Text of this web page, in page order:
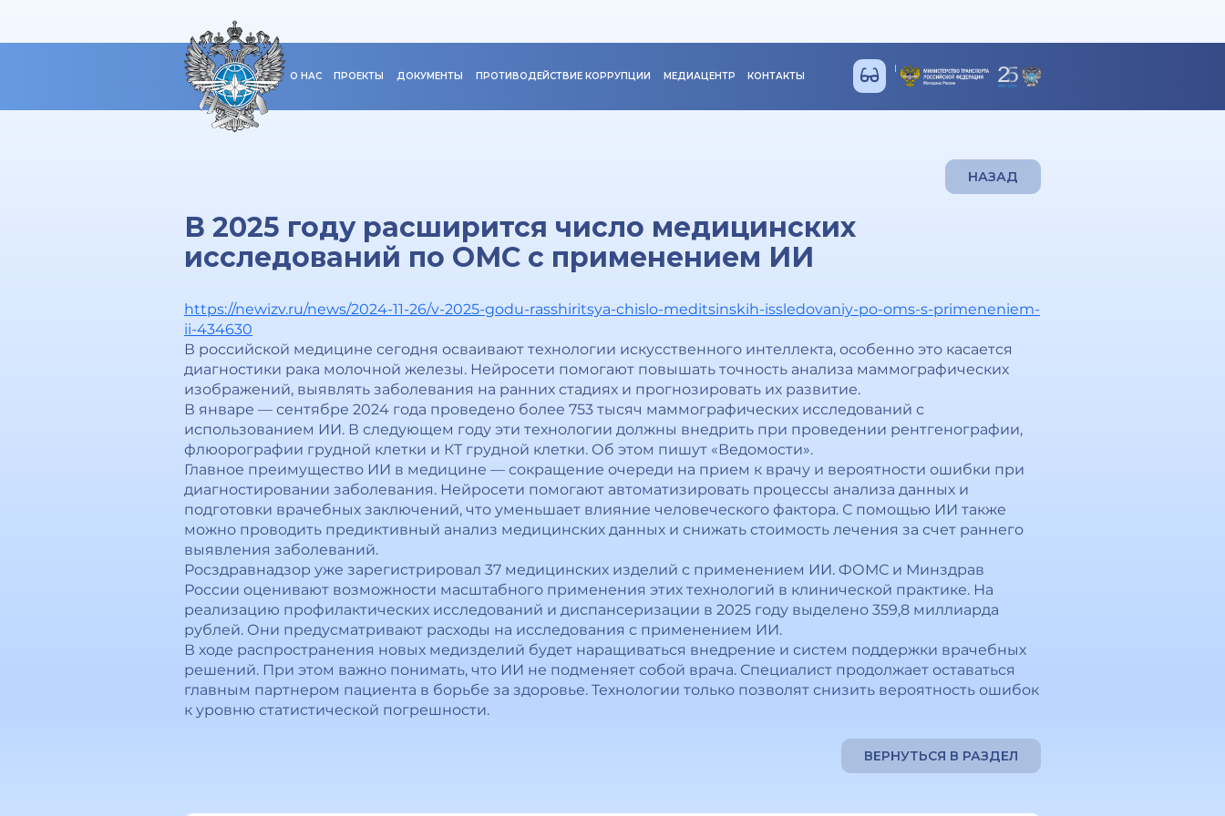
О НАС ПРОЕКТЫ ДОКУМЕНТЫ ПРОТИВОДЕЙСТВИЕ КОРРУПЦИИ МЕДИАЦЕНТР КОНТАКТЫ
НАЗАД
В 2025 году расширится число медицинских
исследований по ОМС с применением ИИ
https://newizv.ru/news/2024-11-26/v-2025-godu-rasshiritsya-chislo-meditsinskih-issledovaniy-po-oms-s-primeneniem-
ii-434630
В российской медицине сегодня осваивают технологии искусственного интеллекта, особенно это касается
диагностики рака молочной железы. Нейросети помогают повышать точность анализа маммографических
изображений, выявлять заболевания на ранних стадиях и прогнозировать их развитие.
В январе — сентябре 2024 года проведено более 753 тысяч маммографических исследований с
использованием ИИ. В следующем году эти технологии должны внедрить при проведении рентгенографии,
флюорографии грудной клетки и КТ грудной клетки. Об этом пишут «Ведомости».
Главное преимущество ИИ в медицине — сокращение очереди на прием к врачу и вероятности ошибки при
диагностировании заболевания. Нейросети помогают автоматизировать процессы анализа данных и
подготовки врачебных заключений, что уменьшает влияние человеческого фактора. С помощью ИИ также
можно проводить предиктивный анализ медицинских данных и снижать стоимость лечения за счет раннего
выявления заболеваний.
Росздравнадзор уже зарегистрировал 37 медицинских изделий с применением ИИ. ФОМС и Минздрав
России оценивают возможности масштабного применения этих технологий в клинической практике. На
реализацию профилактических исследований и диспансеризации в 2025 году выделено 359,8 миллиарда
рублей. Они предусматривают расходы на исследования с применением ИИ.
В ходе распространения новых медизделий будет наращиваться внедрение и систем поддержки врачебных
решений. При этом важно понимать, что ИИ не подменяет собой врача. Специалист продолжает оставаться
главным партнером пациента в борьбе за здоровье. Технологии только позволят снизить вероятность ошибок
к уровню статистической погрешности.
ВЕРНУТЬСЯ В РАЗДЕЛ